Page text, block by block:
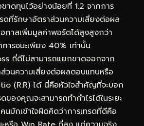
าดทุนไว้อย่างน้อยที่ 1:2 จากการ
ดที่รักษาอัตราส่วนความเสี่ยงต่อผล
กาสเพิ่มมูลค่าพอร์ตได้สูงสูงกว่า
ารชนะเพียง 40% เท่านั้น
ที่ดีไม่สามารถแยกขาดออกจาก
วนความเสี่ยงต่อผลตอบแทนหรือ
(R:R) ได้ นี่คือหัวใจสำคัญที่จะบอก
ของคุณจะสามารถทำกำไรได้ในระยะ
นมักเข้าใจผิดคิดว่าการเทรดที่ดีคือ